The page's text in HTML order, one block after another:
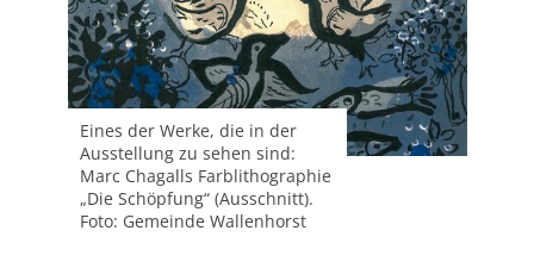
Eines der Werke, die in der
Ausstellung zu sehen sind:
Marc Chagalls Farblithographie
„Die Schöpfung“ (Ausschnitt).
Foto: Gemeinde Wallenhorst